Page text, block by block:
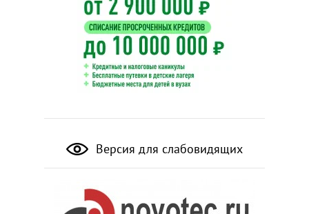
Версия для слабовидящих